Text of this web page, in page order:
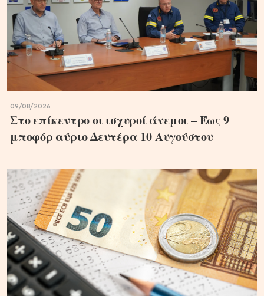
09/08/2026
Στο επίκεντρο οι ισχυροί άνεμοι – Έως 9
μποφόρ αύριο Δευτέρα 10 Αυγούστου